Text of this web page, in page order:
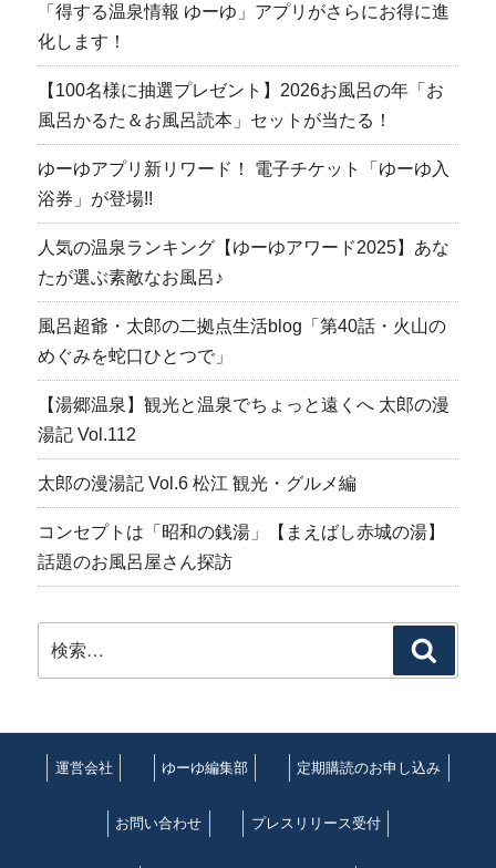
「得する温泉情報 ゆーゆ」アプリがさらにお得に進
化します！
【100名様に抽選プレゼント】2026お風呂の年「お
風呂かるた＆お風呂読本」セットが当たる！
ゆーゆアプリ新リワード！ 電子チケット「ゆーゆ入
浴券」が登場!!
人気の温泉ランキング【ゆーゆアワード2025】あな
たが選ぶ素敵なお風呂♪
風呂超爺・太郎の二拠点生活blog「第40話・火山の
めぐみを蛇口ひとつで」
【湯郷温泉】観光と温泉でちょっと遠くへ 太郎の漫
湯記 Vol.112
太郎の漫湯記 Vol.6 松江 観光・グルメ編
コンセプトは「昭和の銭湯」【まえばし赤城の湯】
話題のお風呂屋さん探訪
索
運営会社 ゆーゆ編集部 定期購読のお申し込み
お問い合わせ プレスリリース受付